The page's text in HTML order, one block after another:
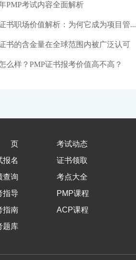
PMP考试内容全面解析
书职场价值解析：为何它成为项目管...
书的含金量在全球范围内被广泛认可
么样？PMP证书报考价值高不高？
页
考试动态
报名
证书领取
查询
考点大全
指导
PMP课程
指南
ACP课程
题库